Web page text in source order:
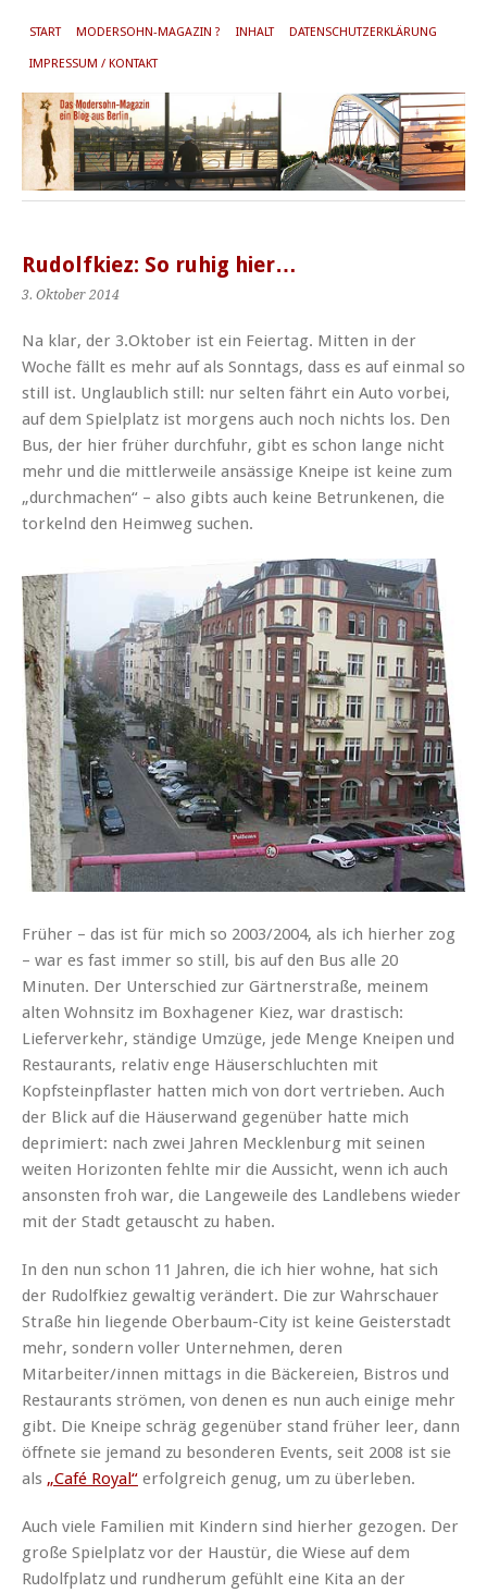
START MODERSOHN-MAGAZIN ? INHALT DATENSCHUTZERKLÄRUNG
IMPRESSUM / KONTAKT
Rudolfkiez: So ruhig hier…
3. Oktober 2014
Na klar, der 3.Oktober ist ein Feiertag. Mitten in der
Woche fällt es mehr auf als Sonntags, dass es auf einmal so
still ist. Unglaublich still: nur selten fährt ein Auto vorbei,
auf dem Spielplatz ist morgens auch noch nichts los. Den
Bus, der hier früher durchfuhr, gibt es schon lange nicht
mehr und die mittlerweile ansässige Kneipe ist keine zum
„durchmachen“ – also gibts auch keine Betrunkenen, die
torkelnd den Heimweg suchen.
Früher – das ist für mich so 2003/2004, als ich hierher zog
– war es fast immer so still, bis auf den Bus alle 20
Minuten. Der Unterschied zur Gärtnerstraße, meinem
alten Wohnsitz im Boxhagener Kiez, war drastisch:
Lieferverkehr, ständige Umzüge, jede Menge Kneipen und
Restaurants, relativ enge Häuserschluchten mit
Kopfsteinpflaster hatten mich von dort vertrieben. Auch
der Blick auf die Häuserwand gegenüber hatte mich
deprimiert: nach zwei Jahren Mecklenburg mit seinen
weiten Horizonten fehlte mir die Aussicht, wenn ich auch
ansonsten froh war, die Langeweile des Landlebens wieder
mit der Stadt getauscht zu haben.
In den nun schon 11 Jahren, die ich hier wohne, hat sich
der Rudolfkiez gewaltig verändert. Die zur Wahrschauer
Straße hin liegende Oberbaum-City ist keine Geisterstadt
mehr, sondern voller Unternehmen, deren
Mitarbeiter/innen mittags in die Bäckereien, Bistros und
Restaurants strömen, von denen es nun auch einige mehr
gibt. Die Kneipe schräg gegenüber stand früher leer, dann
öffnete sie jemand zu besonderen Events, seit 2008 ist sie
als „Café Royal“ erfolgreich genug, um zu überleben.
Auch viele Familien mit Kindern sind hierher gezogen. Der
große Spielplatz vor der Haustür, die Wiese auf dem
Rudolfplatz und rundherum gefühlt eine Kita an der